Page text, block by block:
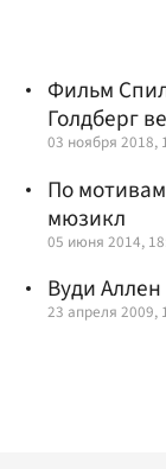
Фильм
Голдберг
03 ноября 2018,
По
мюзикл
05 июня 2014,
Вуди
23 апреля 2009,